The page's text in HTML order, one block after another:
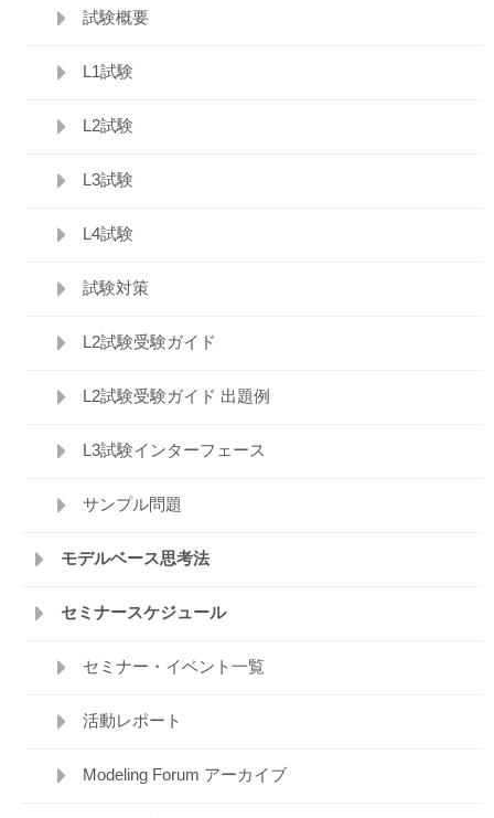
試験概要
L1試験
L2試験
L3試験
L4試験
試験対策
L2試験受験ガイド
L2試験受験ガイド 出題例
L3試験インターフェース
サンプル問題
モデルベース思考法
セミナースケジュール
セミナー・イベント一覧
活動レポート
Modeling Forum アーカイブ